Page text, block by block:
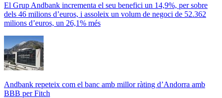
El Grup Andbank incrementa el seu benefici un 14,9%, per sobre
dels 46 milions d’euros, i assoleix un volum de negoci de 52.362
milions d’euros, un 26,1% més
Andbank repeteix com el banc amb millor ràting d’Andorra amb
BBB per Fitch